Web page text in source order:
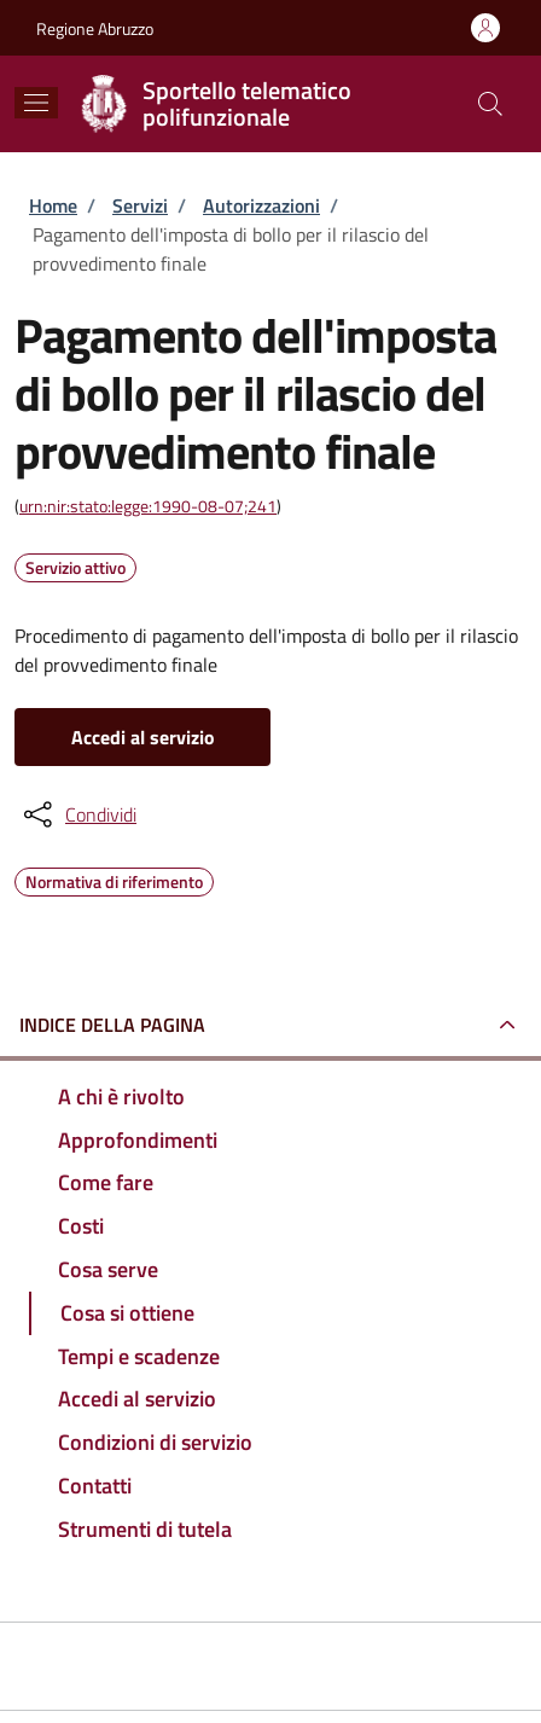
Regione Abruzzo
Sportello telematico
polifunzionale
Briciole di pane
Home / Servizi / Autorizzazioni /
Pagamento dell'imposta di bollo per il rilascio del
provvedimento finale
Pagamento dell'imposta
di bollo per il rilascio del
provvedimento finale
(urn:nir:stato:legge:1990-08-07;241)
Servizio attivo
Procedimento di pagamento dell'imposta di bollo per il rilascio
del provvedimento finale
Accedi al servizio
Condividi
Normativa di riferimento
INDICE DELLA PAGINA
A chi è rivolto
Approfondimenti
Come fare
Costi
Cosa serve
Cosa si ottiene
Tempi e scadenze
Accedi al servizio
Condizioni di servizio
Contatti
Strumenti di tutela